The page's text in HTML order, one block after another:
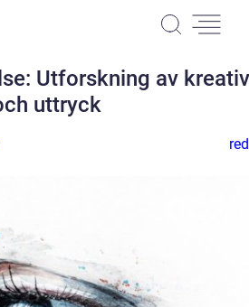
Utforskning av
uttryck